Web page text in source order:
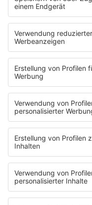
Pop Crimes
The Story / Loveparade
90er Kids mit Oli.P
YouTube
90s90s DE:CODED
Musik
News
HITstory
Was macht eigentlich?
Listing
Back to the 90s